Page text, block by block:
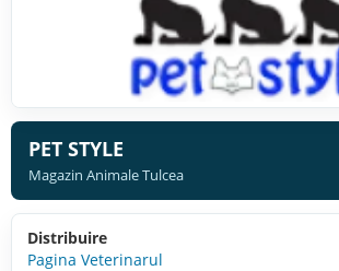
PET STYLE
Magazin Animale Tulcea
Distribuire
Pagina Veterinarul